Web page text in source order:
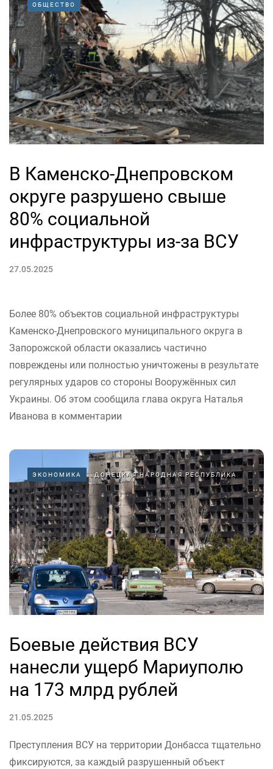
ОБЩЕСТВО
В Каменско-Днепровском
округе разрушено свыше
80% социальной
инфраструктуры из-за ВСУ
27.05.2025
Более 80% объектов социальной инфраструктуры
Каменско-Днепровского муниципального округа в
Запорожской области оказались частично
повреждены или полностью уничтожены в результате
регулярных ударов со стороны Вооружённых сил
Украины. Об этом сообщила глава округа Наталья
Иванова в комментарии
ЭКОНОМИКА ДОНЕЦКАЯ НАРОДНАЯ РЕСПУБЛИКА
Боевые действия ВСУ
нанесли ущерб Мариуполю
на 173 млрд рублей
21.05.2025
Преступления ВСУ на территории Донбасса тщательно
фиксируются, за каждый разрушенный объект